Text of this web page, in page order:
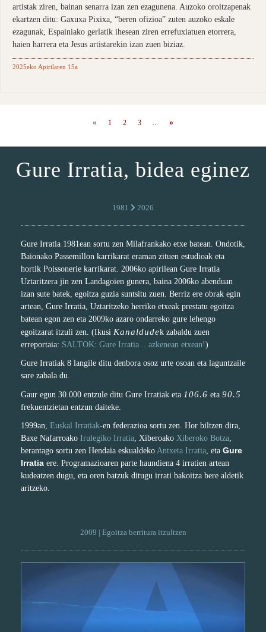
artistak ziren, bainan senarra izan zen ezagunena. Auzoko oroitzapenak
ekartzen ditu: Gaxuxa Pixixa, “beren ofizioa” zuten auzoko eskale
ezagunak, Espainiako gerlatik ihesean ziren errefuxiatuen etorrera,
haien harrera eta Jesus artistarekin izan zuen biziaz.
2025eko Apirilaren 15a
« 1 2 3 ... »
Gure Irratia, bidea eginez
1981 2026
Gure Irratia 1981ean sortu zen Milafrankako etxe batean. Ondotik,
Baionako Passemillon karrikarat eraman zituen estudioak eta
hortik Poissonerie karrikarat. 2006ko apirilean Gure Irratia
Uztaritzera jin zen Landagoien gunera, baina 2006ko abenduan
izan sute batek, egoitza guzia suntsitu zuen. Berriz ere obrak egin
artean, Gure Irratia, Uztaritzeko herriko etxeak prestatu egoitza
batean egon zen eta 2009ko azaro ondarreko gure lehengo
egoitzarat itzuli zen. (Ikusi Kanaldudek zabaldu zuen
erreportaia: SALTOK: Gure Irratia... azkenean etxean!)
Gure Irratiak 8 langile ditu denbora osoz urte osoan eta laguntzaile
sare zabala du.
Gaur egun 30.000 entzule ditu Gure Irratiak eta 106.6 eta 90.5
frekuentzietan entzun daiteke.
1999an, Euskal Irratiak-en federazioa sortu zen. Hor biltzen dira,
Baxe Nafarroako Irulegiko Irratia , Xiberoako Xiberoko Botza
berantago sortu zen Hendaia eskualdeko Antxeta Irratia , eta Gure
Irratia ere. Programazioaren parte haundiena 4 irratien artean
kudeatzen dugu, eta oren batzuk ditugu irrati bakoitza bere aldetik
aritzeko.
2009 | Egoitza berritura itzultzen